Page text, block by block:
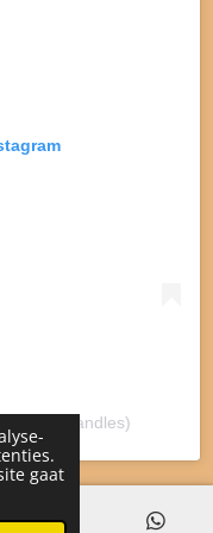
gaat
(@lotsofcandles)